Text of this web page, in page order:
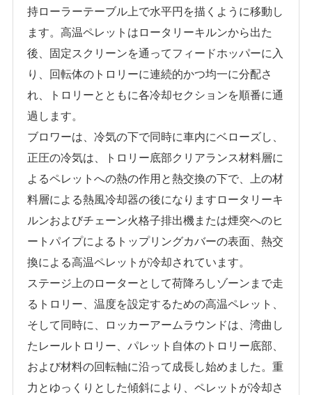
持ローラーテーブル上で水平円を描くように移動し
ます。高温ペレットはロータリーキルンから出た
後、固定スクリーンを通ってフィードホッパーに入
り、回転体のトロリーに連続的かつ均一に分配さ
れ、トロリーとともに各冷却セクションを順番に通
過します。
ブロワーは、冷気の下で同時に車内にベローズし、
正圧の冷気は、トロリー底部クリアランス材料層に
よるペレットへの熱の作用と熱交換の下で、上の材
料層による熱風冷却器の後になりますロータリーキ
ルンおよびチェーン火格子排出機または煙突へのヒ
ートパイプによるトップリングカバーの表面、熱交
換による高温ペレットが冷却されています。
ステージ上のローターとして荷降ろしゾーンまで走
るトロリー、温度を設定するための高温ペレット、
そして同時に、ロッカーアームラウンドは、湾曲し
たレールトロリー、パレット自体のトロリー底部、
および材料の回転軸に沿って成長し始めました。重
力とゆっくりとした傾斜により、ペレットが冷却さ